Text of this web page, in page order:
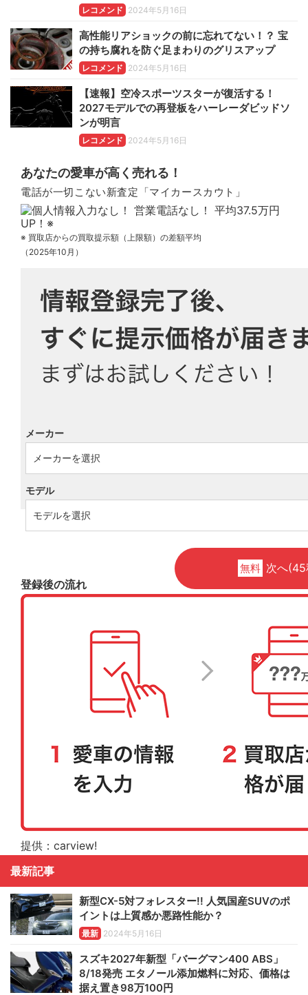
レコメンド 2024年5月16日
高性能リアショックの前に忘れてない！？ 宝
の持ち腐れを防ぐ足まわりのグリスアップ
レコメンド 2024年5月16日
【速報】空冷スポーツスターが復活する！
2027モデルでの再登板をハーレーダビッドソ
ンが明言
レコメンド 2024年5月16日
あなたの愛車が高く売れる！
電話が一切こない新査定「マイカースカウト」
※ 買取店からの買取提示額（上限額）の差額平均
（2025年10月）
メーカー
モデル
無料 次へ
登録後の流れ
提供：carview!
最新記事
新型CX-5対フォレスター!! 人気国産SUVのポ
イントは上質感か悪路性能か？
最新 2024年5月16日
スズキ2027年新型「バーグマン400 ABS」
8/18発売 エタノール添加燃料に対応、価格は
据え置き98万100円